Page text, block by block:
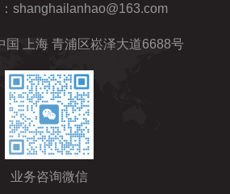
shanghailanhao@163.com
国 上海 青浦区崧泽大道6688号
业务咨询微信